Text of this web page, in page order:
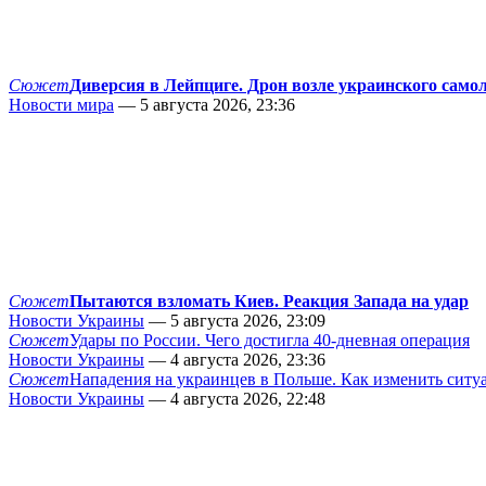
СюжетДиверсия в Лейпциге. Дрон возле украинского
Новости мира — 5 августа 2026, 23:36
СюжетПытаются взломать Киев. Реакция Запада на удар
Новости Украины — 5 августа 2026, 23:09
СюжетУдары по России. Чего достигла 40-дневная операция
Новости Украины — 4 августа 2026, 23:36
СюжетНападения на украинцев в Польше. Как изменить
Новости Украины — 4 августа 2026, 22:48